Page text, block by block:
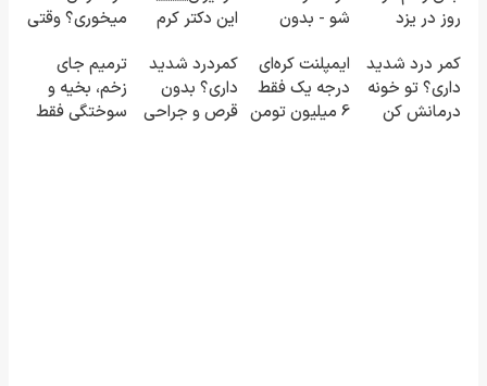
روز در یزد
(مشاوره
بگیرید)
شو - بدون
این دکتر کرم
23 روزه
ساخت!
میخوری؟ وقتی
عمل درمانش
کرد؟؟؟؟
کمر درد شدید
داری؟ تو خونه
درمانش کن
ایمپلنت کره‌ای
درجه یک فقط
6 میلیون تومن
کمردرد شدید
داری؟ بدون
قرص و جراحی
ترمیم جای
زخم، بخیه و
سوختگی فقط